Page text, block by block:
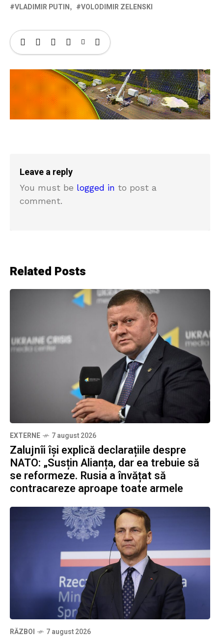
VLADIMIR PUTIN VOLODIMIR ZELENSKI
Leave a reply
You must be logged in to post a
comment.
Related Posts
EXTERNE 7 august 2026
Zalujnîi își explică declarațiile despre
NATO: „Susțin Alianța, dar ea trebuie să
se reformeze. Rusia a învățat să
contracareze aproape toate armele
RĂZBOI 7 august 2026